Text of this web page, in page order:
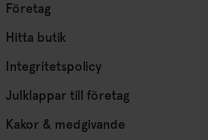
Företag
Hitta butik
Integritetspolicy
Julklappar till företag
Kakor & medgivande